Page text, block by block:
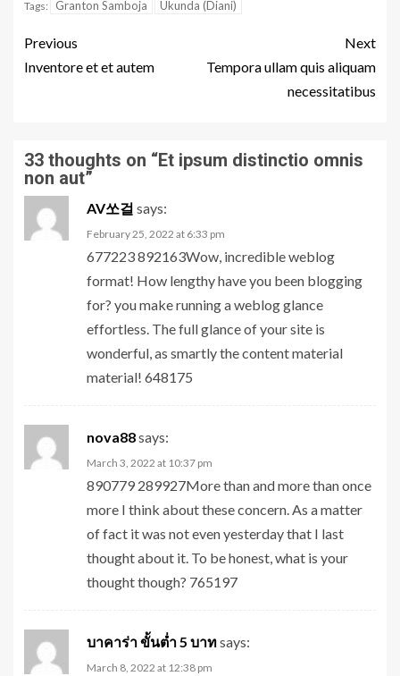
Tags: Granton Samboja Ukunda (Diani)
Previous
Inventore et et autem
Next
Tempora ullam quis aliquam
necessitatibus
33 thoughts on “Et ipsum distinctio omnis
non aut”
AV쏘걸 says:
February 25, 2022 at 6:33 pm
677223 892163Wow, incredible weblog
format! How lengthy have you been blogging
for? you make running a weblog glance
effortless. The full glance of your site is
wonderful, as smartly the content material
material! 648175
nova88says:
March 3, 2022 at 10:37 pm
890779 289927More than and more than once
more I think about these concern. As a matter
of fact it was not even yesterday that I last
thought about it. To be honest, what is your
thought though? 765197
บาคาร่า ขั้นต่ำ 5 บาทsays:
March 8, 2022 at 12:38 pm